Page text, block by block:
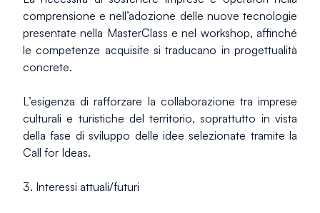
comprensione e nell’adozione delle nuove tecnologie
presentate nella MasterClass e nel workshop, affinché
le competenze acquisite si traducano in progettualità
concrete.
L’esigenza di rafforzare la collaborazione tra imprese
culturali e turistiche del territorio, soprattutto in vista
della fase di sviluppo delle idee selezionate tramite la
Call for Ideas.
3. Interessi attuali/futuri